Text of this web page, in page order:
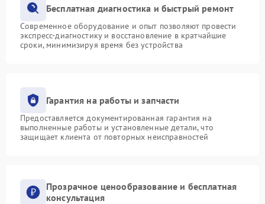
Бесплатная диагностика и быстрый ремонт
Современное оборудование и опыт позволяют провести
экспресс-диагностику и восстановление в кратчайшие
сроки, минимизируя время без устройства
Гарантия на работы и запчасти
Предоставляется документированная гарантия на
выполненные работы и установленные детали, что
защищает клиента от повторных неисправностей
Прозрачное ценообразование и бесплатная
консультация